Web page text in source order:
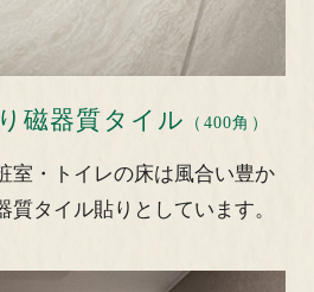
磁器質タイル （400角）
室・トイレの床は風合い豊か
質タイル貼りとしています。